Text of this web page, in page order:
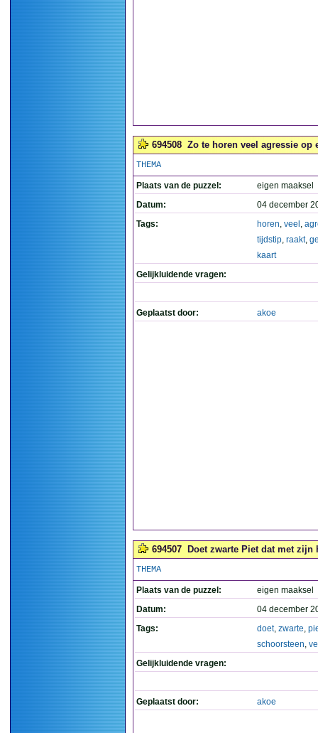
694508 Zo te horen veel agressie op
THEMA
Plaats van de puzzel:
eigen maaksel
Datum:
04 december
Tags:
horen, veel ,
tijdstip, raakt,
kaart
Gelijkluidende vragen:
Geplaatst door: akoe
694507 Doet zwarte Piet dat met
THEMA
Plaats van de puzzel:
eigen maaksel
Datum:
04 december
Tags:
doet, zwarte,
schoorsteen,
Gelijkluidende vragen:
Geplaatst door: akoe